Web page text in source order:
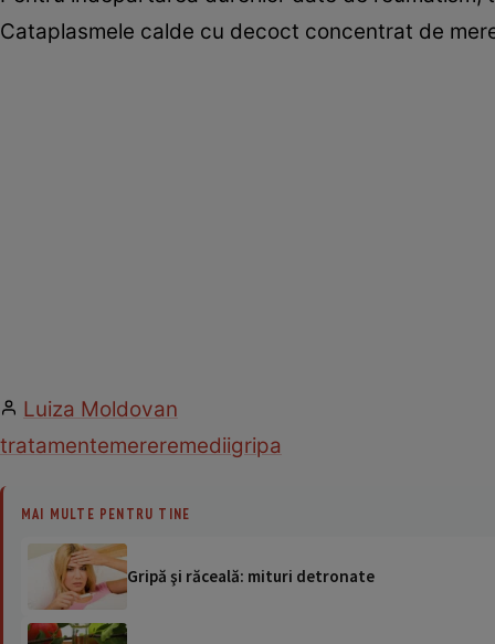
Cataplasmele calde cu decoct concentrat de
Luiza Moldovan
tratamentemereremediigripa
MAI MULTE PENTRU TINE
Gripă şi răceală: mituri detronate